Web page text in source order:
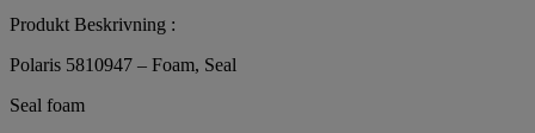
Produkt Beskrivning :
Polaris 5810947 – Foam, Seal
Seal foam